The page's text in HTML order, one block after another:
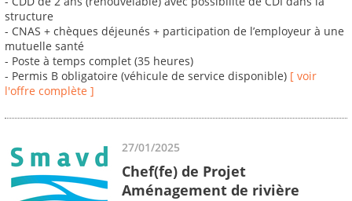
structure
- CNAS + chèques déjeunés + participation de l’employeur à une
mutuelle santé
- Poste à temps complet (35 heures)
- Permis B obligatoire (véhicule de service disponible) [ voir
l'offre complète ]
27/01/2025
Chef(fe) de Projet
Aménagement de rivière